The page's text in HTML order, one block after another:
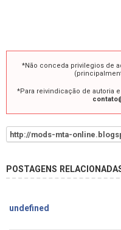
*Não conceda privilegios de
*Para reivindicação de autoria
http://mods-mta-
POSTAGENS
undefined